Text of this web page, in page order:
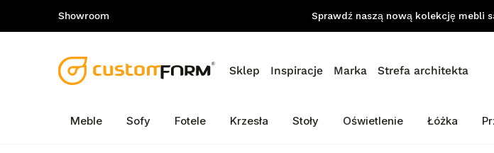
Showroom Sprawdź naszą nową kolekcję mebli
Sklep Inspiracje Marka Strefa architekta
Meble Sofy Fotele Krzesła Stoły Oświetlenie Łóżka